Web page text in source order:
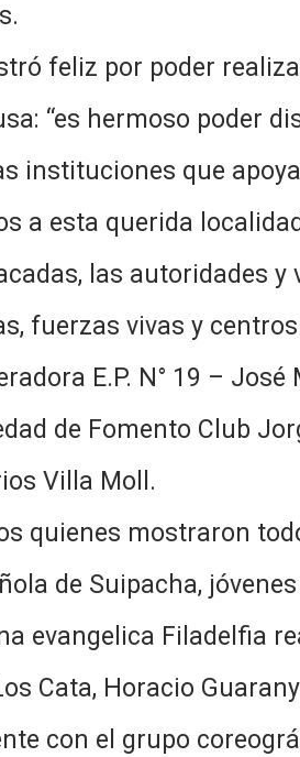
feliz por poder
“es hermoso poder
instituciones que
a esta querida
las autoridades y
fuerzas vivas y
E.P. N° 19 – José
de Fomento Club
Villa Moll.
quienes mostraron
de Suipacha,
evangelica Filadelfia
Cata, Horacio
con el grupo